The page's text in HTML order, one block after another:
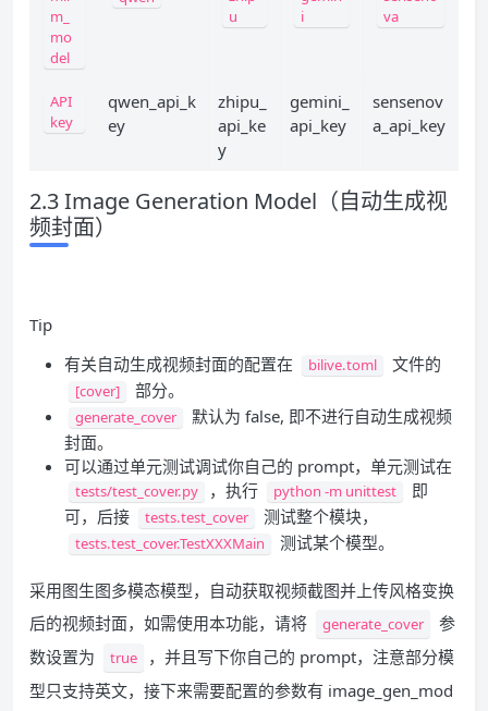
m_
mo
del
u
i
va
API
key
qwen_api_k
ey
zhipu_
api_ke
y
gemini_
api_key
sensenov
a_api_key
2.3 Image Generation Model（自动生成视
频封面）
Tip
有关自动生成视频封面的配置在
bilive.toml 文件的
[cover] 部分。
generate_cover
默认为 false, 即不进行自动生成视频
封面。
可以通过单元测试调试你自己的 prompt，单元测试在
tests/test_cover.py ，执行 python -m unittest
即
可，后接
tests.test_cover 测试整个模块，
tests.test_cover.TestXXXMain 测试某个模型。
采用图生图多模态模型，自动获取视频截图并上传风格变换
后的视频封面，如需使用本功能，请将
generate_cover
参
数设置为
true
，并且写下你自己的 prompt，注意部分模
型只支持英文，接下来需要配置的参数有 image_gen_mod